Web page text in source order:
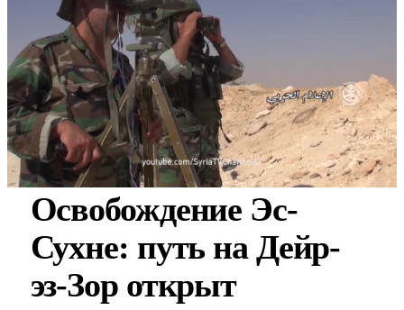
Освобождение Эс-
Сухне: путь на Дейр-
эз-Зор открыт